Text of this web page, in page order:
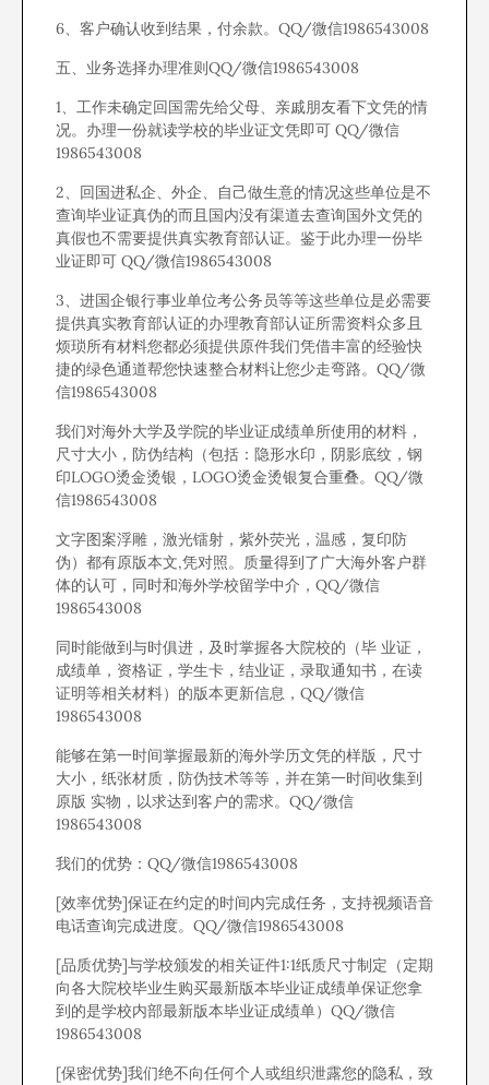
6、客户确认收到结果，付余款。QQ/微信1986543008
五、业务选择办理准则QQ/微信1986543008
1、工作未确定回国需先给父母、亲戚朋友看下文凭的情
况。办理一份就读学校的毕业证文凭即可 QQ/微信
1986543008
2、回国进私企、外企、自己做生意的情况这些单位是不
查询毕业证真伪的而且国内没有渠道去查询国外文凭的
真假也不需要提供真实教育部认证。鉴于此办理一份毕
业证即可 QQ/微信1986543008
3、进国企银行事业单位考公务员等等这些单位是必需要
提供真实教育部认证的办理教育部认证所需资料众多且
烦琐所有材料您都必须提供原件我们凭借丰富的经验快
捷的绿色通道帮您快速整合材料让您少走弯路。QQ/微
信1986543008
我们对海外大学及学院的毕业证成绩单所使用的材料，
尺寸大小，防伪结构（包括：隐形水印，阴影底纹，钢
印LOGO烫金烫银，LOGO烫金烫银复合重叠。QQ/微
信1986543008
文字图案浮雕，激光镭射，紫外荧光，温感，复印防
伪）都有原版本文,凭对照。质量得到了广大海外客户群
体的认可，同时和海外学校留学中介，QQ/微信
1986543008
同时能做到与时俱进，及时掌握各大院校的（毕 业证，
成绩单，资格证，学生卡，结业证，录取通知书，在读
证明等相关材料）的版本更新信息，QQ/微信
1986543008
能够在第一时间掌握最新的海外学历文凭的样版，尺寸
大小，纸张材质，防伪技术等等，并在第一时间收集到
原版 实物，以求达到客户的需求。QQ/微信
1986543008
我们的优势：QQ/微信1986543008
[效率优势]保证在约定的时间内完成任务，支持视频语音
电话查询完成进度。QQ/微信1986543008
[品质优势]与学校颁发的相关证件1:1纸质尺寸制定（定期
向各大院校毕业生购买最新版本毕业证成绩单保证您拿
到的是学校内部最新版本毕业证成绩单）QQ/微信
1986543008
[保密优势]我们绝不向任何个人或组织泄露您的隐私，致